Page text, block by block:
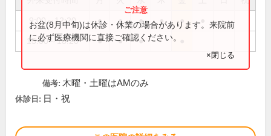
9:00～12:20 ● ● ● ● ●
15:00～18:20 ● ● ●
お盆(8月中旬)は休診・休業の場合があります。来院前
に必ず医療機関に直接ご確認ください。
×閉じる
備考: 木曜・土曜はAMのみ
休診日: 日・祝